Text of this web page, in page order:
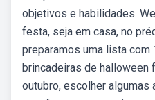
objetivos e habilidades.
festa, seja em casa, no
preparamos uma lista com
brincadeiras de halloween
outubro, escolher